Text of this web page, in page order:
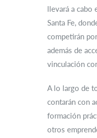
llevará a cabo
Santa Fe,
competirán
además de
vinculación
A lo largo de
contarán con
formación
otros